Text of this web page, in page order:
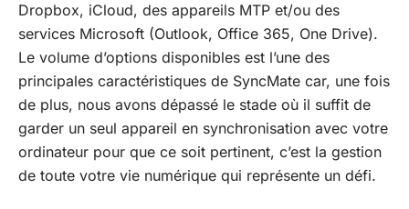
Dropbox, iCloud, des appareils MTP et/ou des
services Microsoft (Outlook, Office 365, One Drive).
Le volume d’options disponibles est l’une des
principales caractéristiques de SyncMate car, une fois
de plus, nous avons dépassé le stade où il suffit de
garder un seul appareil en synchronisation avec votre
ordinateur pour que ce soit pertinent, c’est la gestion
de toute votre vie numérique qui représente un défi.